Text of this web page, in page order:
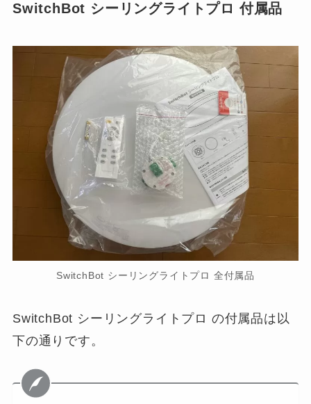
SwitchBot シーリングライトプロ 付属品
SwitchBot シーリングライトプロ 全付属品
SwitchBot シーリングライトプロ の付属品は以
下の通りです。